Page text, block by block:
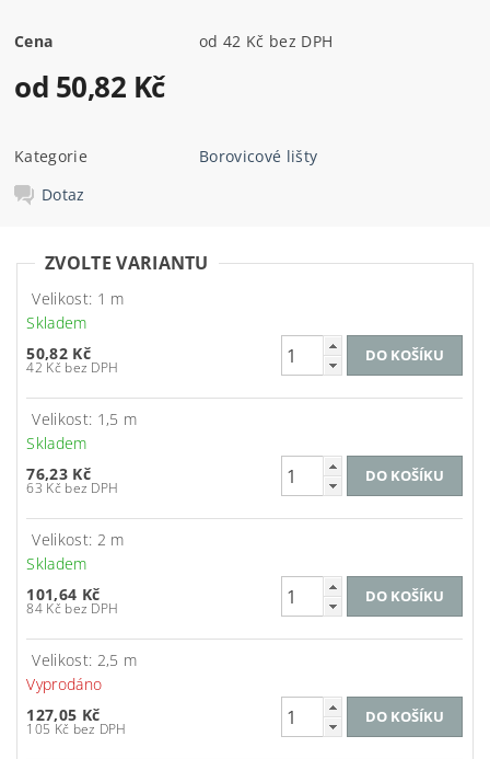
Cena od 42 Kč bez DPH
od 50,82 Kč
Kategorie
Borovicové lišty
Dotaz
ZVOLTE VARIANTU
Velikost: 1 m
Skladem
50,82 Kč
42 Kč bez DPH
Velikost: 1,5 m
Skladem
76,23 Kč
63 Kč bez DPH
Velikost: 2 m
Skladem
101,64 Kč
84 Kč bez DPH
Velikost: 2,5 m
Vyprodáno
127,05 Kč
105 Kč bez DPH